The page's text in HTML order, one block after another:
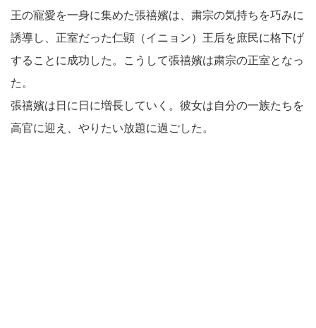
王の寵愛を一身に集めた張禧嬪は、粛宗の気持ちを巧みに
誘導し、正室だった仁顕（イニョン）王后を庶民に格下げ
することに成功した。こうして張禧嬪は粛宗の正室となっ
た。
張禧嬪は日に日に増長していく。彼女は自分の一族たちを
高官に迎え、やりたい放題に過ごした。